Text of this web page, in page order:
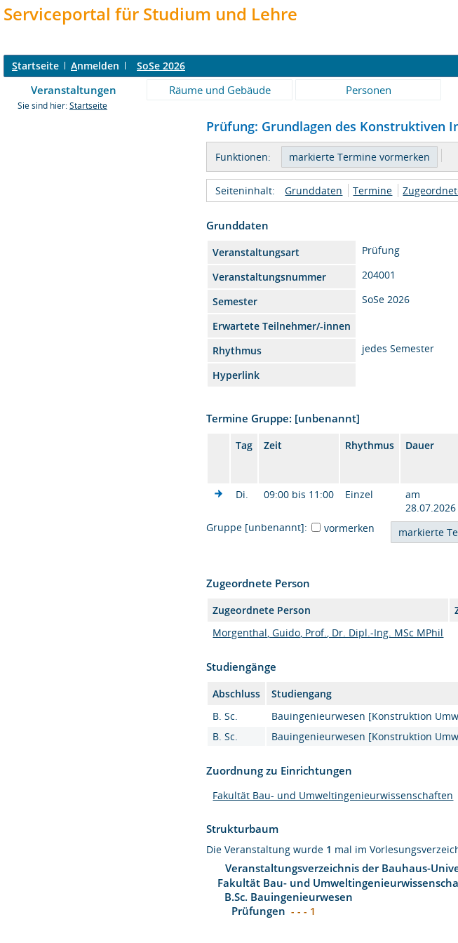
Serviceportal für Studium und Lehre
Startseite Anmelden SoSe 2026
Veranstaltungen Räume und Gebäude Personen
Sie sind hier: Startseite
Prüfung: Grundlagen des Konstruktiven
Funktionen:
Seiteninhalt: Grunddaten Termine
Grunddaten
Veranstaltungsart Prüfung
Veranstaltungsnummer
204001
Semester
SoSe 2026
Erwartete Teilnehmer/-innen
Rhythmus
jedes Semester
Hyperlink
Termine Gruppe: [unbenannt]
Tag Zeit Rhythmus Dauer
Di.
09:00 bis 11:00 Einzel
am
28.07.2026
Gruppe [unbenannt]:
vormerken
Zugeordnete Person
Zugeordnete Person
Morgenthal, Guido, Prof., Dr. Dipl.-Ing. MSc MPhil
Studiengänge
Abschluss Studiengang
B. Sc.
Bauingenieurwesen [Konstruktion
B. Sc.
Bauingenieurwesen [Konstruktion
Zuordnung zu Einrichtungen
Fakultät Bau- und Umweltingenieurwissenschaften
Strukturbaum
Die Veranstaltung wurde 1 mal im
Veranstaltungsverzeichnis der Bauhaus-
Fakultät Bau- und
B.Sc. Bauingenieurwesen
Prüfungen - - - 1